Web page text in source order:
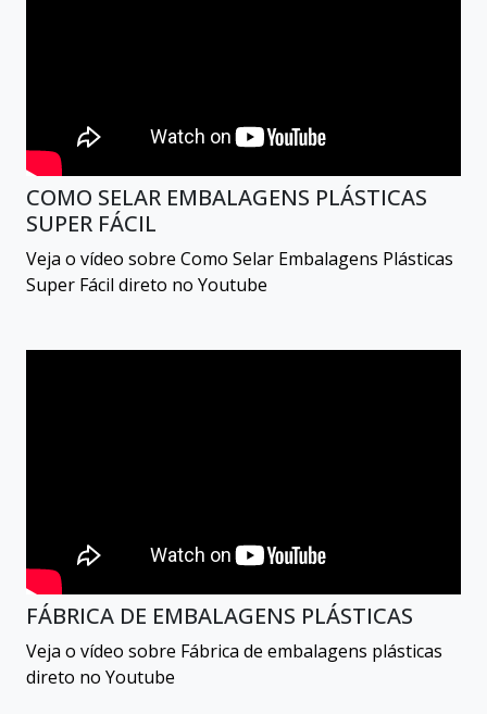
COMO SELAR EMBALAGENS PLÁSTICAS
SUPER FÁCIL
Veja o vídeo sobre Como Selar Embalagens Plásticas
Super Fácil direto no Youtube
FÁBRICA DE EMBALAGENS PLÁSTICAS
Veja o vídeo sobre Fábrica de embalagens plásticas
direto no Youtube